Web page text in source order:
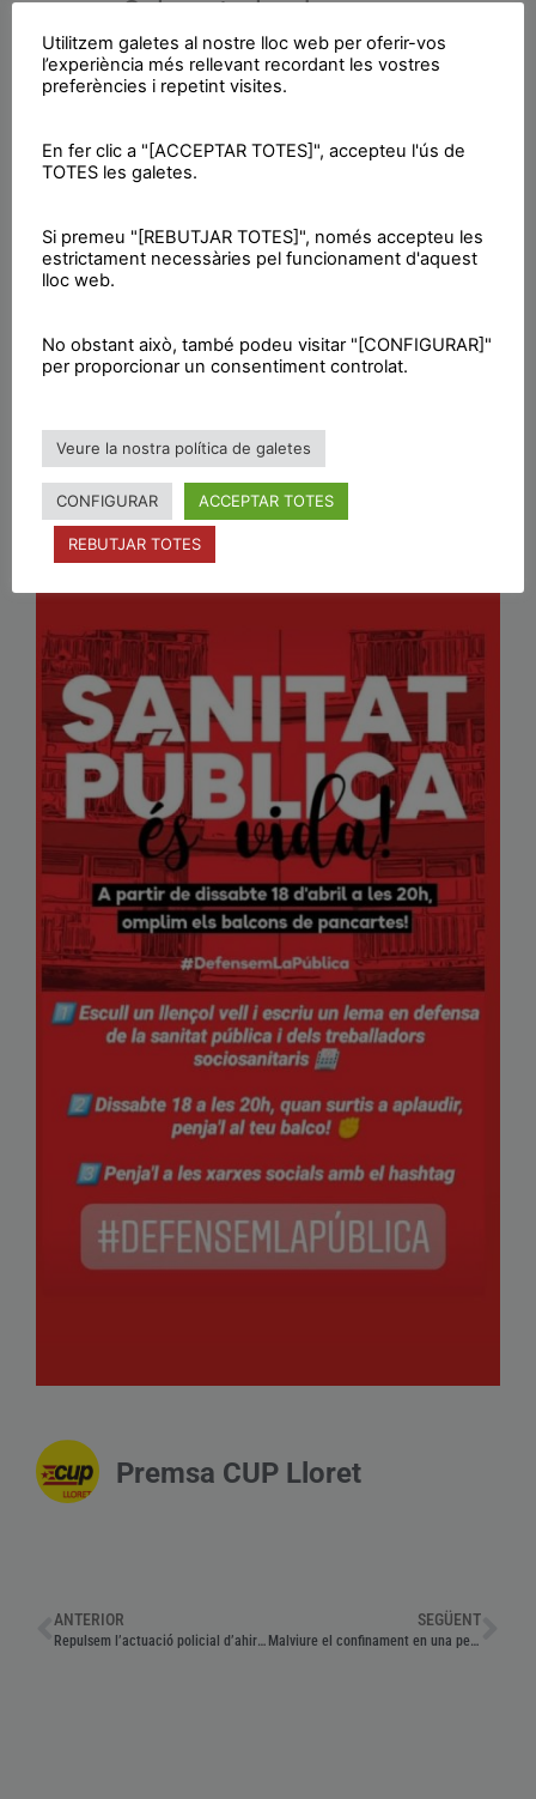
Cal controlar de manera
100% pública la indústria
farmacèutica per garantir
a la recerca i
desenvolupament de nous
possibles vacunes.
persones 100% pública i
Privatitzar i retallar la sanitat,
mata. No podem permetre que
ens retallin més la vida!
Premsa CUP Lloret
ANTERIOR
Repulsem l’actuació policial d’ahir a La Bisbal
SEGÜENT
Malviure el confinament en una pensió
Utilitzem galetes al nostre lloc web per oferir-vos
l’experiència més rellevant recordant les vostres
preferències i repetint visites.
En fer clic a "[ACCEPTAR TOTES]", accepteu l'ús de
TOTES les galetes.
Si premeu "[REBUTJAR TOTES]", només accepteu les
estrictament necessàries pel funcionament d'aquest
lloc web.
No obstant això, també podeu visitar "[CONFIGURAR]"
per proporcionar un consentiment controlat.
Veure la nostra política de galetes
CONFIGURAR ACCEPTAR TOTES
REBUTJAR TOTES